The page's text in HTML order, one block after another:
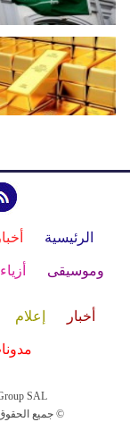
الرئيسية
وموسيقى أزياء
أخبار إعلام
SAL
جميع الحقوق محفوظة لمجموعة العرب اليوم الاعلامية 2023 ©